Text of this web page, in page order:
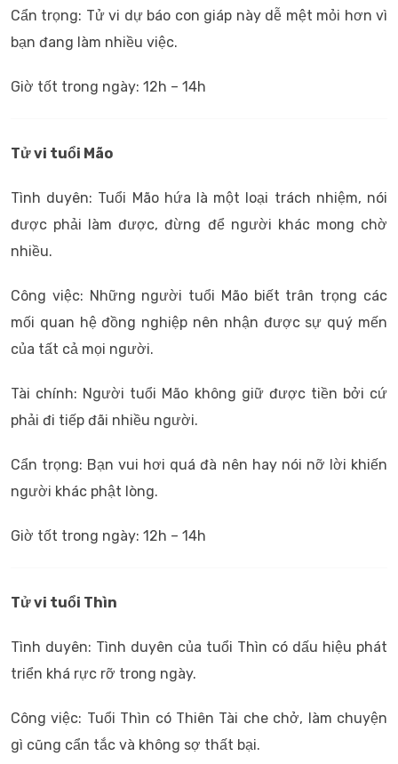
Cẩn trọng: Tử vi dự báo con giáp này dễ mệt mỏi hơn vì
bạn đang làm nhiều việc.
Giờ tốt trong ngày: 12h – 14h
Tử vi tuổi Mão
Tình duyên: Tuổi Mão hứa là một loại trách nhiệm, nói
được phải làm được, đừng để người khác mong chờ
nhiều.
Công việc: Những người tuổi Mão biết trân trọng các
mối quan hệ đồng nghiệp nên nhận được sự quý mến
của tất cả mọi người.
Tài chính: Người tuổi Mão không giữ được tiền bởi cứ
phải đi tiếp đãi nhiều người.
Cẩn trọng: Bạn vui hơi quá đà nên hay nói nỡ lời khiến
người khác phật lòng.
Giờ tốt trong ngày: 12h – 14h
Tử vi tuổi Thìn
Tình duyên: Tình duyên của tuổi Thìn có dấu hiệu phát
triển khá rực rỡ trong ngày.
Công việc: Tuổi Thìn có Thiên Tài che chở, làm chuyện
gì cũng cẩn tắc và không sợ thất bại.